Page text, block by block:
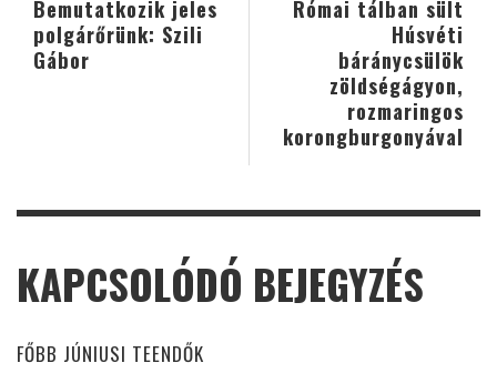
Római tálban sült
Húsvéti
báránycsülök
zöldségágyon,
rozmaringos
korongburgonyával
Bemutatkozik jeles
polgárőrünk: Szili
Gábor
KAPCSOLÓDÓ BEJEGYZÉS
FŐBB JÚNIUSI TEENDŐK